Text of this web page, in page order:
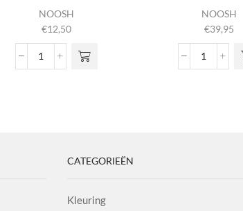
NOOSH
€12,50
Dashing Water Bronze
NOOSH
€39,95
The
CATEGORIEËN
Kleuring